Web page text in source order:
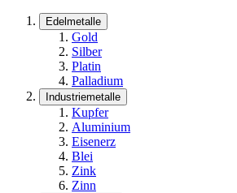
Edelmetalle
Gold
Silber
Platin
Palladium
Industriemetalle
Kupfer
Aluminium
Eisenerz
Blei
Zink
Zinn